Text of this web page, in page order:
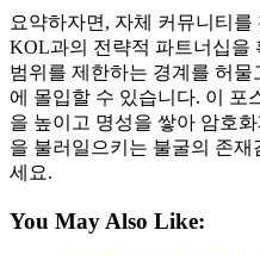
요약하자면, 자체 커뮤니티
KOL과의 전략적 파트너십을
범위를 제한하는 경계를 허
에 몰입할 수 있습니다. 이 포
을 높이고 명성을 쌓아 암호
을 불러일으키는 불굴의 존
세요.
You May Also Like: